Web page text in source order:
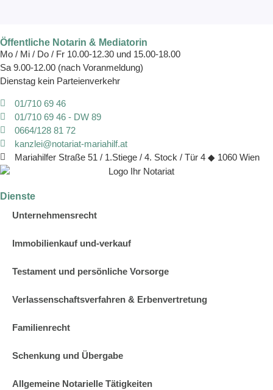
Öffentliche Notarin & Mediatorin
Mo / Mi / Do / Fr 10.00-12.30 und 15.00-18.00
Sa 9.00-12.00 (nach Voranmeldung)
Dienstag kein Parteienverkehr
01/710 69 46
01/710 69 46 - DW 89
0664/128 81 72
kanzlei@notariat-mariahilf.at
Mariahilfer Straße 51 / 1.Stiege / 4. Stock / Tür 4 ◆ 1060 Wien
Dienste
Unternehmensrecht
Immobilienkauf und-verkauf
Testament und persönliche Vorsorge
Verlassenschaftsverfahren & Erbenvertretung
Familienrecht
Schenkung und Übergabe
Allgemeine Notarielle Tätigkeiten